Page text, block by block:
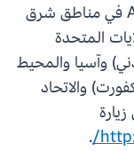
AWS Elemental MediaStore في مناطق شرق
المتحدة
وآسيا والمحيط
والاتحاد
.